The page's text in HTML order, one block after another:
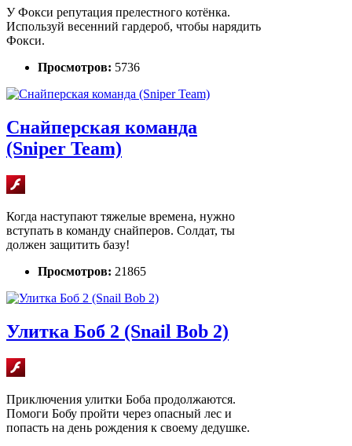
У Фокси репутация прелестного котёнка.
Используй весенний гардероб, чтобы нарядить
Фокси.
Просмотров: 5736
Снайперская команда
(Sniper Team)
Когда наступают тяжелые времена, нужно
вступать в команду снайперов. Солдат, ты
должен защитить базу!
Просмотров: 21865
Улитка Боб 2 (Snail Bob 2)
Приключения улитки Боба продолжаются.
Помоги Бобу пройти через опасный лес и
попасть на день рождения к своему дедушке.